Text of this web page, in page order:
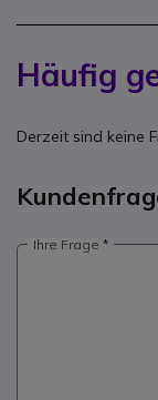
Häufig
Derzeit sind keine
Ihre Frage